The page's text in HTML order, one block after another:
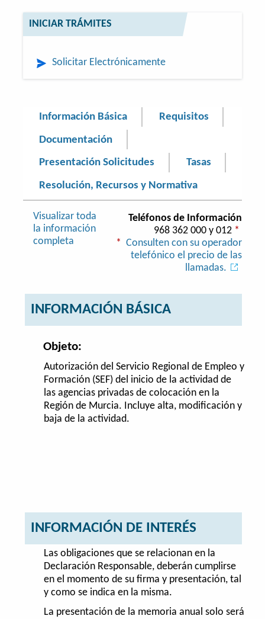
INICIAR TRÁMITES
Solicitar Electrónicamente
Información Básica Requisitos
Documentación
Presentación Solicitudes Tasas
Resolución, Recursos y Normativa
Visualizar toda
la información
completa
Teléfonos de Información
968 362 000 y 012 *
*
Consulten con su operador
telefónico el precio de las
llamadas.
INFORMACIÓN BÁSICA
Objeto:
Autorización del Servicio Regional de Empleo y
Formación (SEF) del inicio de la actividad de
las agencias privadas de colocación en la
Región de Murcia. Incluye alta, modificación y
baja de la actividad.
INFORMACIÓN DE INTERÉS
Las obligaciones que se relacionan en la
Declaración Responsable, deberán cumplirse
en el momento de su firma y presentación, tal
y como se indica en la misma.
La presentación de la memoria anual solo será